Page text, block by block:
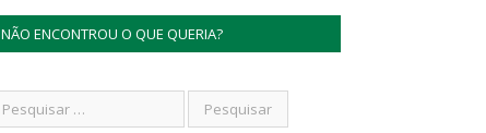
NÃO ENCONTROU O QUE QUERIA?